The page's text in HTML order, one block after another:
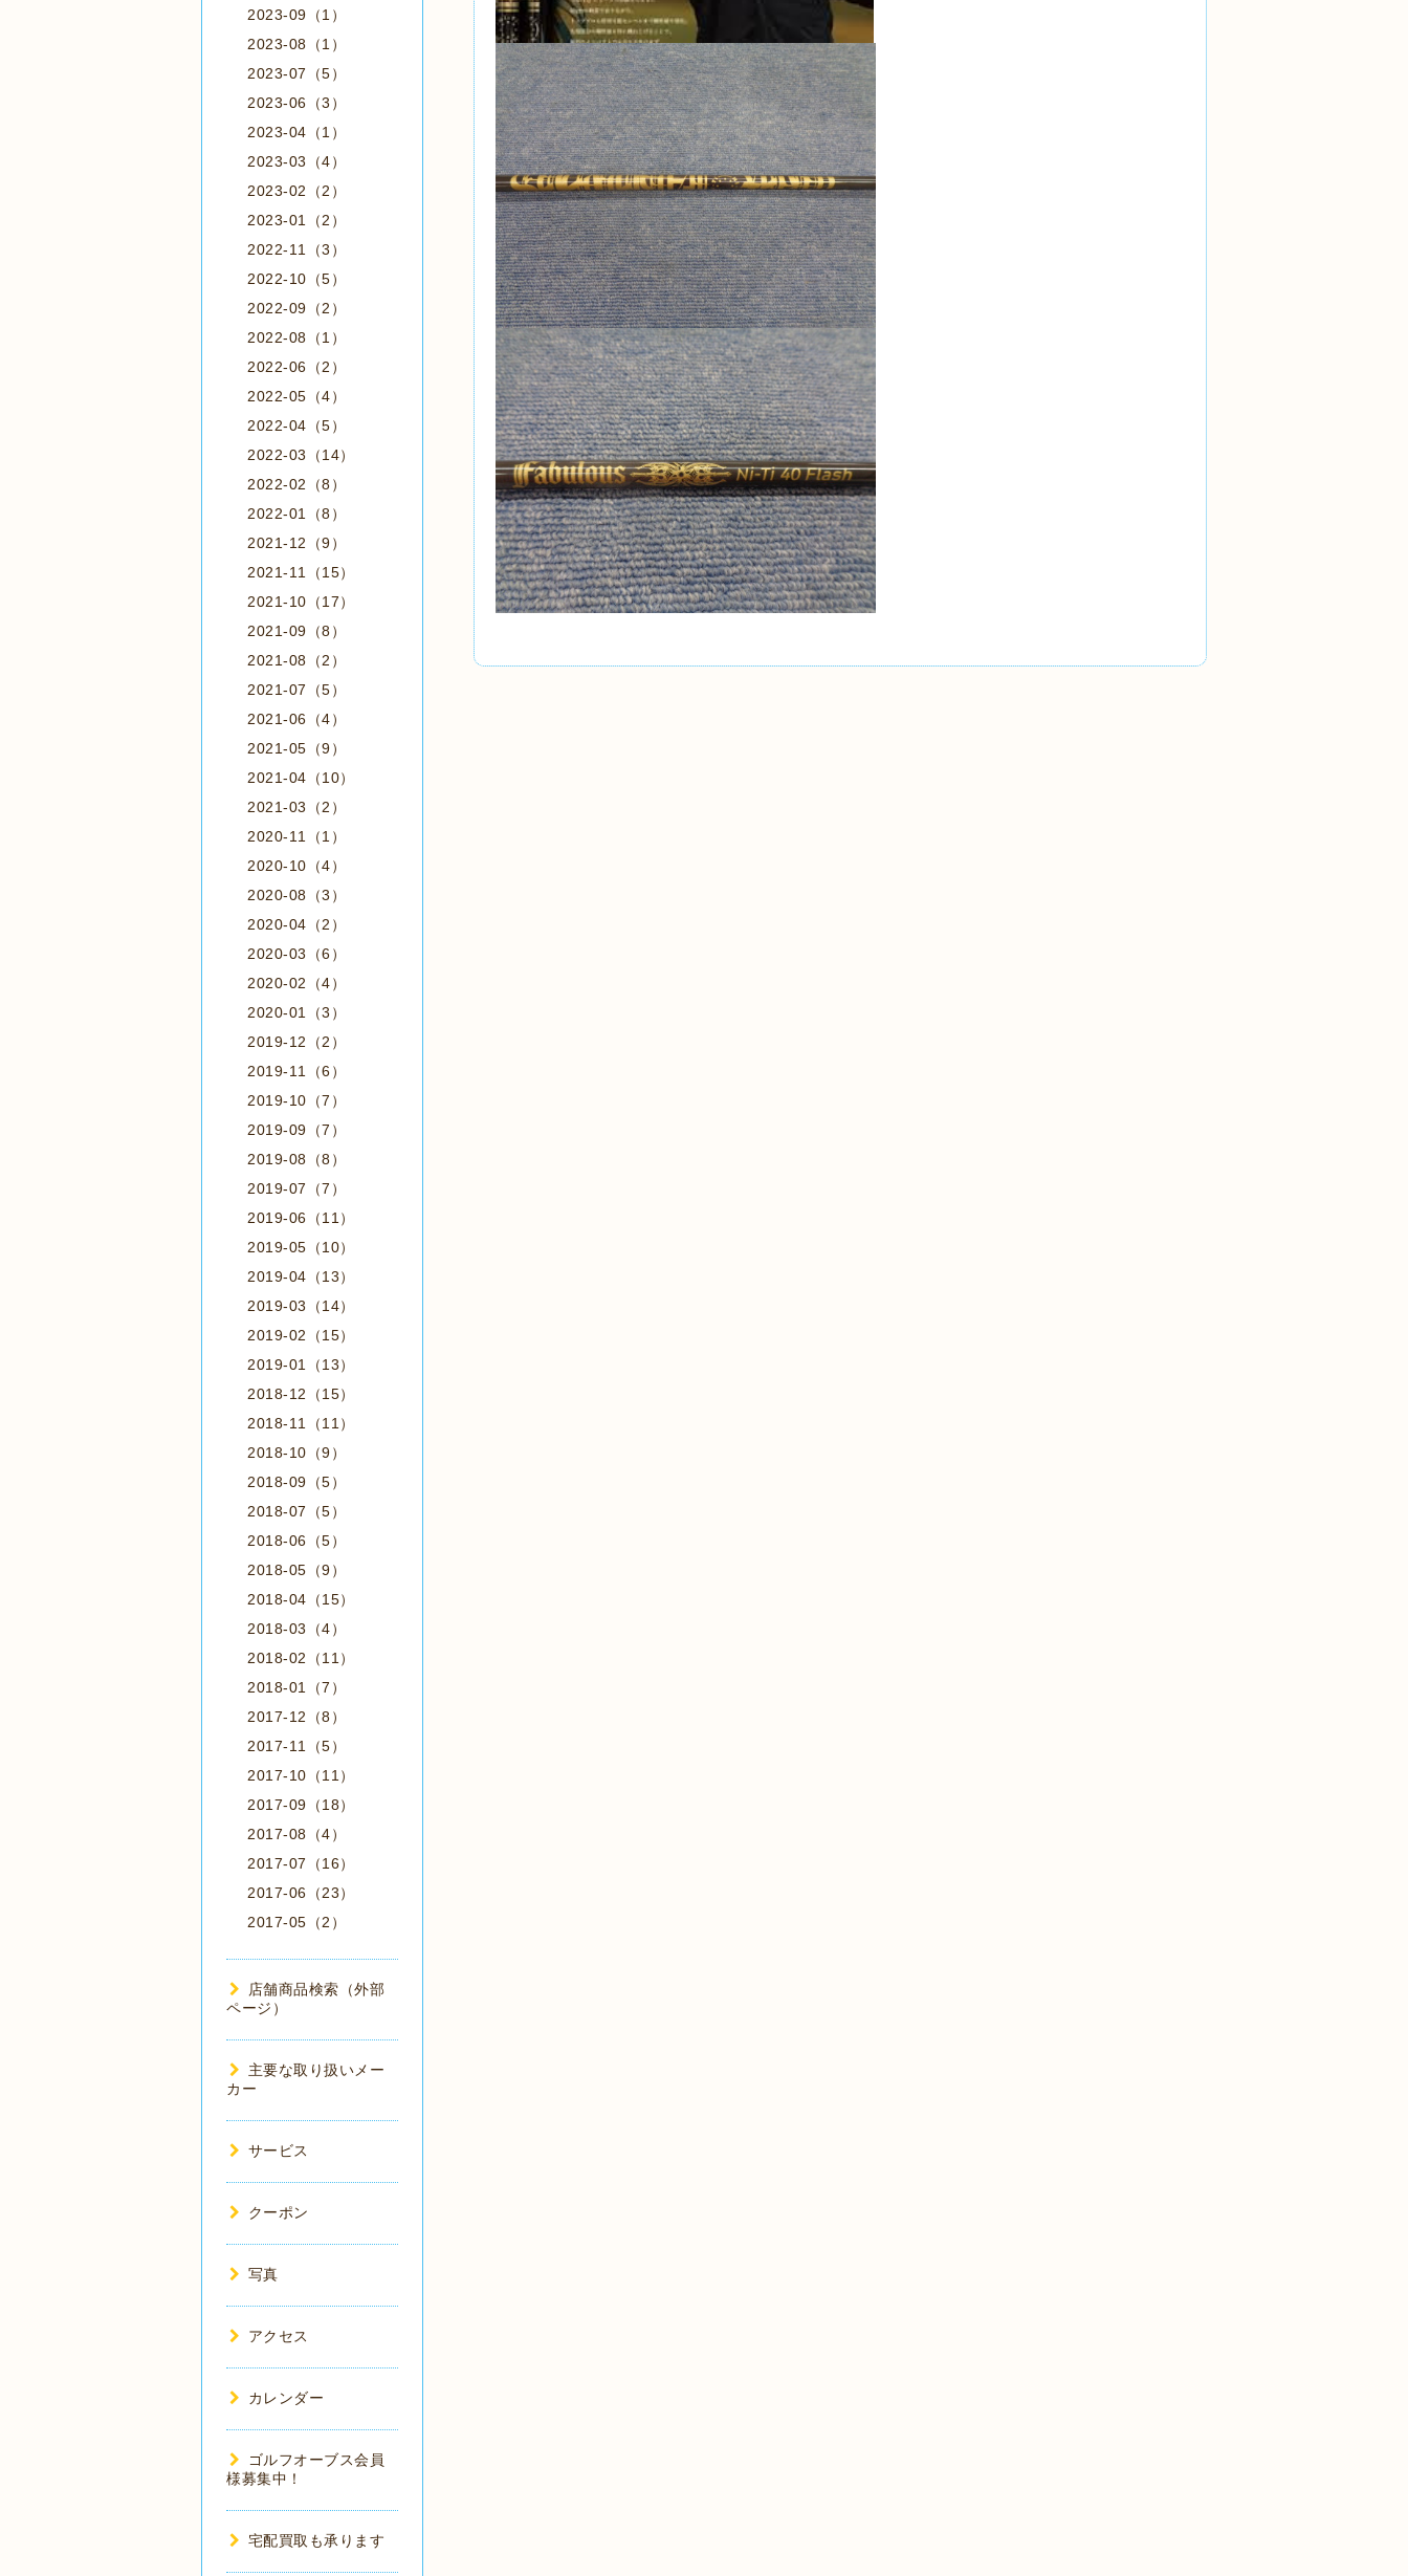
2023-09（1）
2023-08（1）
2023-07（5）
2023-06（3）
2023-04（1）
2023-03（4）
2023-02（2）
2023-01（2）
2022-11（3）
2022-10（5）
2022-09（2）
2022-08（1）
2022-06（2）
2022-05（4）
2022-04（5）
2022-03（14）
2022-02（8）
2022-01（8）
2021-12（9）
2021-11（15）
2021-10（17）
2021-09（8）
2021-08（2）
2021-07（5）
2021-06（4）
2021-05（9）
2021-04（10）
2021-03（2）
2020-11（1）
2020-10（4）
2020-08（3）
2020-04（2）
2020-03（6）
2020-02（4）
2020-01（3）
2019-12（2）
2019-11（6）
2019-10（7）
2019-09（7）
2019-08（8）
2019-07（7）
2019-06（11）
2019-05（10）
2019-04（13）
2019-03（14）
2019-02（15）
2019-01（13）
2018-12（15）
2018-11（11）
2018-10（9）
2018-09（5）
2018-07（5）
2018-06（5）
2018-05（9）
2018-04（15）
2018-03（4）
2018-02（11）
2018-01（7）
2017-12（8）
2017-11（5）
2017-10（11）
2017-09（18）
2017-08（4）
2017-07（16）
2017-06（23）
2017-05（2）
店舗商品検索（外部
ページ）
主要な取り扱いメー
カー
サービス
クーポン
写真
アクセス
カレンダー
ゴルフオーブス会員
様募集中！
宅配買取も承ります